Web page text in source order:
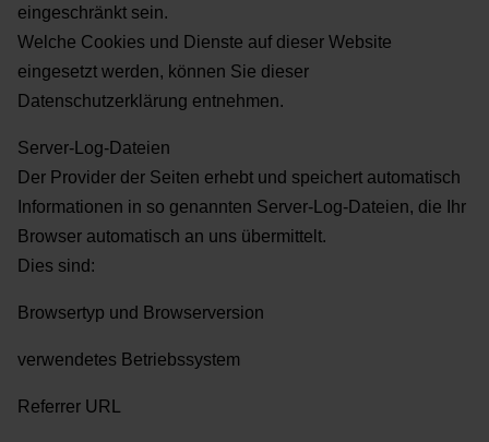
eingeschränkt sein.
Welche Cookies und Dienste auf dieser Website
eingesetzt werden, können Sie dieser
Datenschutzerklärung entnehmen.
Server-Log-Dateien
Der Provider der Seiten erhebt und speichert automatisch
Informationen in so genannten Server-Log-Dateien, die Ihr
Browser automatisch an uns übermittelt.
Dies sind:
Browsertyp und Browserversion
verwendetes Betriebssystem
Referrer URL